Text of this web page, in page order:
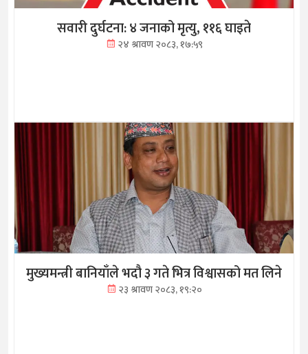
सवारी दुर्घटना: ४ जनाको मृत्यु, ११६ घाइते
२४ श्रावण २०८३, १७:५९
मुख्यमन्त्री बानियाँले भदौ ३ गते भित्र विश्वासको मत लिने
२३ श्रावण २०८३, १९:२०